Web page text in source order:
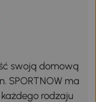
swoją domową
SPORTNOW ma
rodzaju